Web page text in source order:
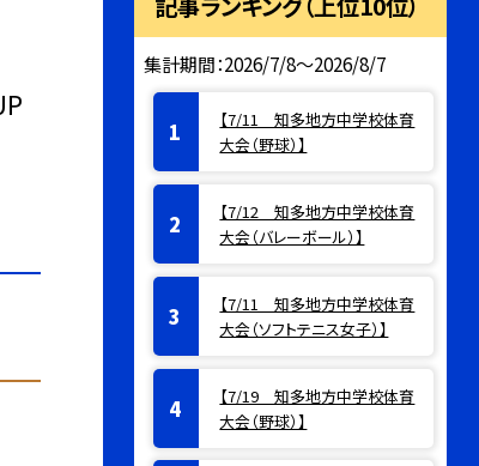
集計期間：2026/7/8～2026/8/7
【7/11 知多地方中学校体育
大会（野球）】
【7/12 知多地方中学校体育
大会（バレーボール）】
【7/11 知多地方中学校体育
大会（ソフトテニス女子）】
【7/19 知多地方中学校体育
大会（野球）】